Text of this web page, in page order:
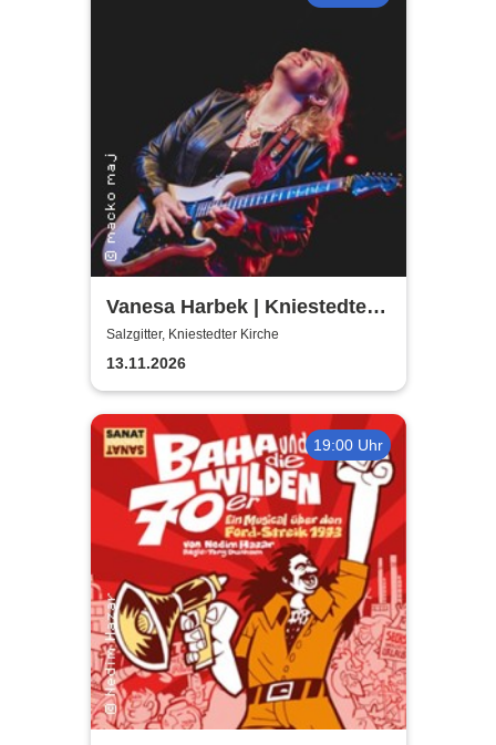
Vanesa Harbek | Kniestedter
Kirche
Salzgitter, Kniestedter Kirche
13.11.2026
19:00 Uhr